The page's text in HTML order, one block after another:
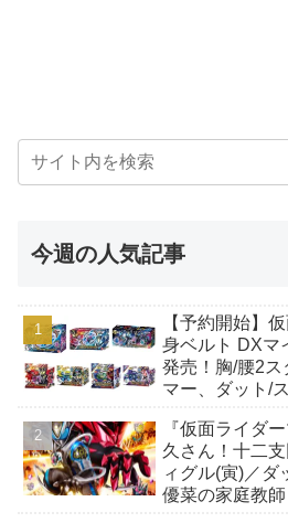
今週の人気記事
【予約開始】
身ベルト DXマ
発売！胸/腰2
マー、ダット/
も！
『仮面ライダ
久さん！十二
ィグル(寅)／ダ
優菜の家庭教